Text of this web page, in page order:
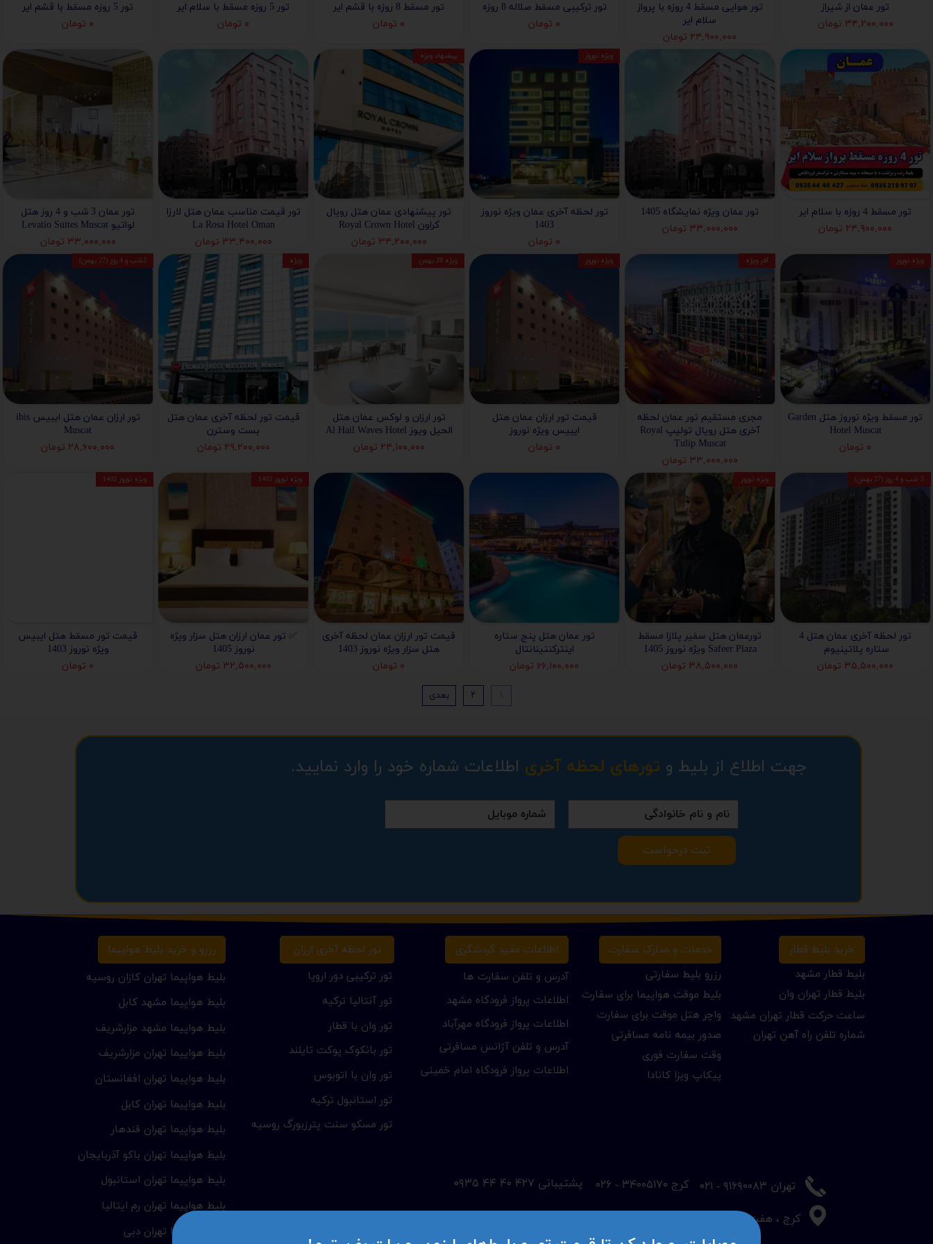
تور عمان از شیراز
۳۴,۲۰۰,۰۰۰ تومان
تور هوایی مسقط 4 روزه با پرواز
سلام ایر
۲۴,۹۰۰,۰۰۰ تومان
تور ترکیبی مسقط صلاله 8 روزه
۰ تومان
تور مسقط 8 روزه با قشم ایر
۰ تومان
تور 5 روزه مسقط با سلام ایر
۰ تومان
تور 5 روزه مسقط با قشم ایر
۰ تومان
تور مسقط 4 روزه با سلام ایر
۲۴,۹۰۰,۰۰۰ تومان
تور عمان ویژه نمایشگاه 1405
۳۳,۰۰۰,۰۰۰ تومان
تور لحظه آخری عمان ویژه نوروز
1403
۰ تومان
ویژه نوروز
تور پیشنهادی عمان هتل رویال
کراون Royal Crown Hotel
۳۴,۲۰۰,۰۰۰ تومان
پیشنهاد ویژه
تور قیمت مناسب عمان هتل لارزا
La Rosa Hotel Oman
۳۳,۴۰۰,۰۰۰ تومان
تور عمان 3 شب و 4 روز هتل
لواتیو Levatio Suites Muscat
۳۳,۰۰۰,۰۰۰ تومان
تور مسقط ویژه نوروز هتل Garden
Hotel Muscat
۰ تومان
ویژه نوروز
مجری مستقیم تور عمان لحظه
آخری هتل رویال تولیپ Royal
Tulip Muscat
۳۳,۰۰۰,۰۰۰ تومان
آفر ویژه
قیمت تور ارزان عمان هتل
ایبیس ویژه نوروز
۰ تومان
ویژه نوروز
تور ارزان و لوکس عمان هتل
الحیل ویوز Al Hail Waves Hotel
۲۴,۱۰۰,۰۰۰ تومان
ویژه 28 بهمن
قیمت تور لحظه آخری عمان هتل
بست وسترن
۲۹,۲۰۰,۰۰۰ تومان
ویژه
تور ارزان عمان هتل ایبیس ibis
Muscat
۲۸,۶۰۰,۰۰۰ تومان
3شب و 4 روز (27 بهمن)
تور لحظه آخری عمان هتل 4
ستاره پلاتینیوم
۳۵,۵۰۰,۰۰۰ تومان
3 شب و 4 روز (27 بهمن)
تورعمان هتل سفیر پلازا مسقط
Safeer Plaza ویژه نوروز 1405
۳۸,۵۰۰,۰۰۰ تومان
ویژه نوروز
تور عمان هتل پنج ستاره
اینترکنتینانتال
۶۶,۱۰۰,۰۰۰ تومان
قیمت تور ارزان عمان لحظه آخری
هتل سزار ویژه نوروز 1403
۰ تومان
✅️ تور عمان ارزان هتل سزار ویژه
نوروز 1405
۳۲,۵۰۰,۰۰۰ تومان
ویژه نوروز 1403
قیمت تور مسقط هتل ایبیس
ویژه نوروز 1403
۰ تومان
ویژه نوروز 1403
۲ بعدی
ثبت درخواست
جهت اطلاع از بلیط و تورهای لحظه آخری اطلاعات شماره خود را وارد نمایید.
​تهران ۹۱۶۹۰۰۸۳ - ۰۲۱
کرج ، هفت تیر ، روبروی بانک تجارت ، ساختمان ژست ، طبقه 2 ، واحد 6
​کرج ۳۴۰۰۵۱۷۰ - ۰۲۶ ​پشتیبانی ۴۲۷ ۴۰ ۴۴ ۰۹۳۵
تور ترکیبی دور اروپا رزرو بلیط سفارتی
پیکاپ ویزا کانادا
بلیط هواپیما تهران کابل
بلیط هواپیما تهران مزارشریف
بلیط هواپیما مشهد کابل
بلیط هواپیما تهران قندهار
بلیط هواپیما تهران افغانستان
بلیط هواپیما مشهد مزارشریف
بلیط قطار تهران وان
بلیط قطار مشهد
بلیط موقت هواپیما برای سفارت
واچر هتل موقت برای سفارت
بلیط هواپیما تهران رم ایتالیا
اطلاعات پرواز فرودگاه امام خمینی
بلیط هواپیما تهران دبی
بلیط هواپیما تهران باکو آذربایجان
بلیط هواپیما تهران استانبول
بلیط هواپیما تهران کازان روسیه
صدور بیمه نامه مسافرتی
تور آنتالیا ترکیه
تور استانبول ترکیه
تور مسکو سنت پترزبورگ روسیه
تور وان با قطار
تور بانکوک پوکت تایلند
تور وان با اتوبوس
ساعت حرکت قطار تهران مشهد
خرید بلیط قطار خدمات و مدارک سفارت رزرو و خرید بلیط هواپیما تور لحظه آخری ارزان
شماره تلفن راه آهن تهران
وقت سفارت فوری
اطلاعات پرواز فرودگاه مهرآباد
اطلاعات پرواز فرودگاه مشهد
آدرس و تلفن سفارت ها
آدرس و تلفن آژانس مسافرتی
اطلاعات مفید گردشگری